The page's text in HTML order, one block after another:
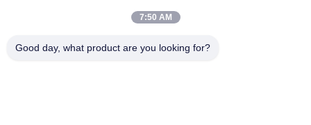
เกี่ยวกับเรา
ควบคุมคุณภาพ
7:50 AM
Good day, what product are you looking for?